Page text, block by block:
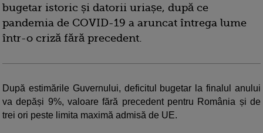
bugetar istoric și datorii uriașe, după ce
pandemia de COVID-19 a aruncat întrega lume
într-o criză fără precedent.
După estimările Guvernului, deficitul bugetar la finalul anului
va depăși 9%, valoare fără precedent pentru România și de
trei ori peste limita maximă admisă de UE.